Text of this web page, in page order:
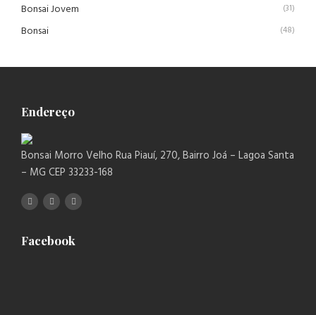
Bonsai Jovem (31)
Bonsai (48)
Endereço
Bonsai Morro Velho Rua Piauí, 270, Bairro Joá – Lagoa Santa
– MG CEP 33233-168
Facebook